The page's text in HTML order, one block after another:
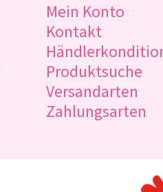
Mein Konto
Kontakt
Produktsuche
Versandarten
Zahlungsarten